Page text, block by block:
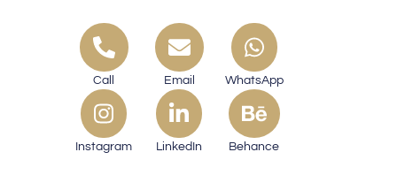
Call Email WhatsApp
Instagram LinkedIn Behance